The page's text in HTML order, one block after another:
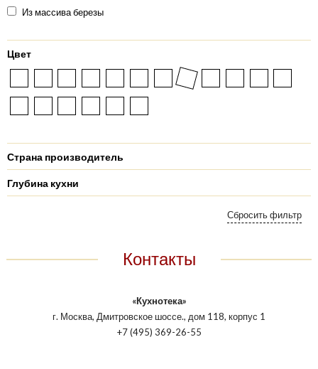
Из массива березы
Цвет
Страна производитель
Глубина кухни
Контакты
«Кухнотека»
г. Москва, Дмитровское шоссе., дом 118, корпус 1
+7 (495) 369-26-55